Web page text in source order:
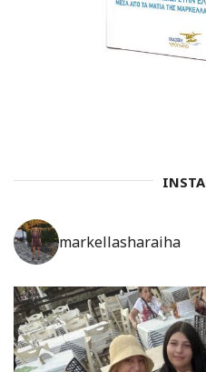
markellasharaiha